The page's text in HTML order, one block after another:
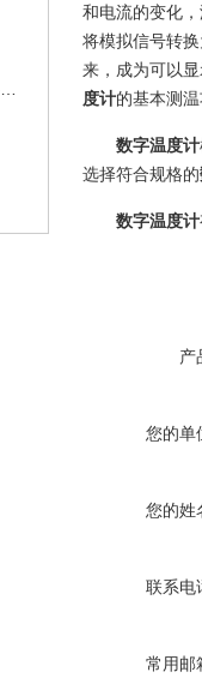
和电流的变化
将模拟信号转
来，成为可以
度计的基本测温
数字温度计
选择符合规格的
数字温度计
产
您的单
您的姓
联系电
常用邮